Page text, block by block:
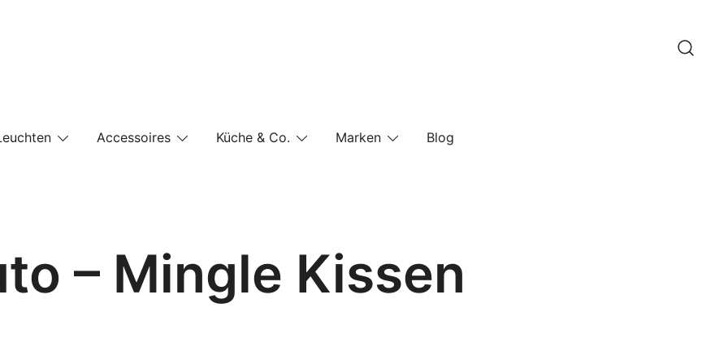
Accessoires Küche & Co. Marken Blog
– Mingle Kissen